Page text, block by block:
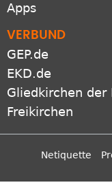
Apps
VERBUND
GEP.de
EKD.de
Gliedkirchen der
Freikirchen
Netiquette